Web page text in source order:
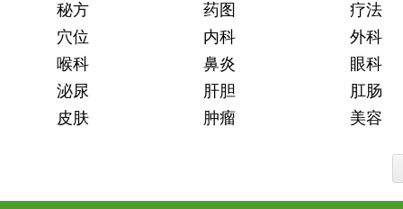
秘方
药图
疗法
穴位
内科
外科
喉科
鼻炎
眼科
泌尿
肝胆
肛肠
皮肤
肿瘤 美容